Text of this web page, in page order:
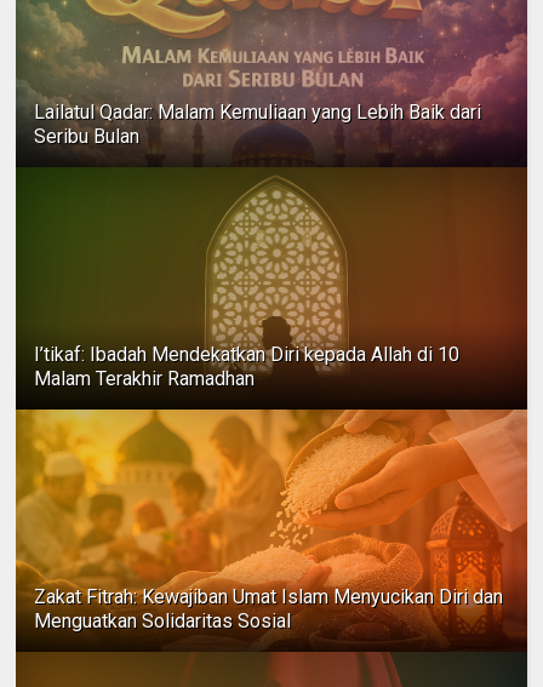
Lailatul Qadar: Malam Kemuliaan yang Lebih Baik dari
Seribu Bulan
I’tikaf: Ibadah Mendekatkan Diri kepada Allah di 10
Malam Terakhir Ramadhan
Zakat Fitrah: Kewajiban Umat Islam Menyucikan Diri dan
Menguatkan Solidaritas Sosial